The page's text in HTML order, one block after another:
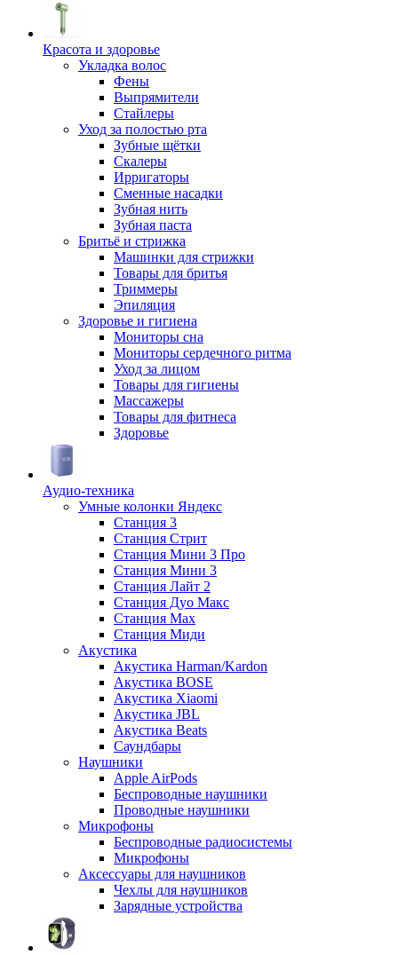
Красота и здоровье
Укладка волос
Фены
Выпрямители
Стайлеры
Уход за полостью рта
Зубные щётки
Скалеры
Ирригаторы
Сменные насадки
Зубная нить
Зубная паста
Бритьё и стрижка
Машинки для стрижки
Товары для бритья
Триммеры
Эпиляция
Здоровье и гигиена
Мониторы сна
Мониторы сердечного ритма
Уход за лицом
Товары для гигиены
Массажеры
Товары для фитнеса
Здоровье
Аудио-техника
Умные колонки Яндекс
Станция 3
Станция Стрит
Станция Мини 3 Про
Станция Мини 3
Станция Лайт 2
Станция Дуо Макс
Станция Max
Станция Миди
Акустика
Акустика Harman/Kardon
Акустика BOSE
Акустика Xiaomi
Акустика JBL
Акустика Beats
Саундбары
Наушники
Apple AirPods
Беспроводные наушники
Проводные наушники
Микрофоны
Беспроводные радиосистемы
Микрофоны
Аксессуары для наушников
Чехлы для наушников
Зарядные устройства